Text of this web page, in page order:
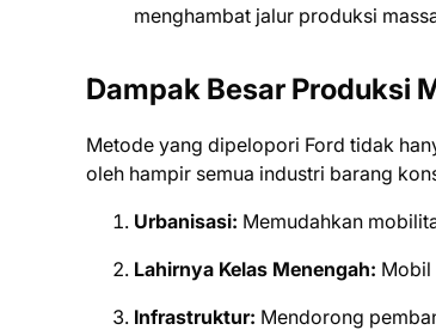
menghambat jalur produksi
Dampak Besar Produksi
Metode yang dipelopori Ford tidak
oleh hampir semua industri barang
Urbanisasi: Memudahkan
Lahirnya Kelas Menengah: Mobil
Infrastruktur: Mendorong